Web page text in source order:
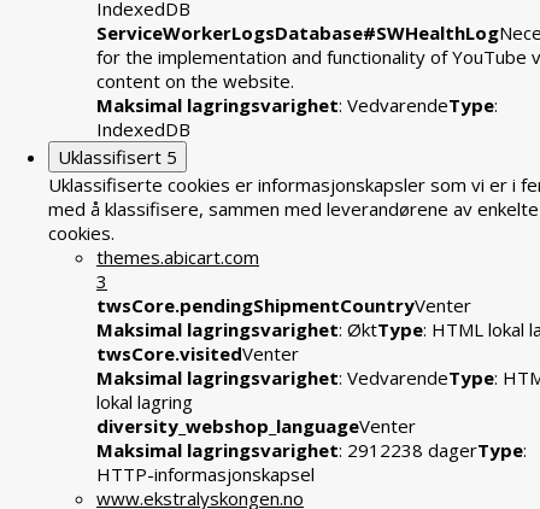
IndexedDB
ServiceWorkerLogsDatabase#SWHealthLog
for the implementation and functionality of YouTube
content on the website.
Maksimal lagringsvarighet: VedvarendeType:
IndexedDB
Uklassifisert 5
Uklassifiserte cookies er informasjonskapsler som vi er i
med å klassifisere, sammen med leverandørene av enkelte
cookies.
themes.abicart.com
3
twsCore.pendingShipmentCountryVenter
Maksimal lagringsvarighet: ØktType: HTML lokal
twsCore.visitedVenter
Maksimal lagringsvarighet: VedvarendeType:
lokal lagring
diversity_webshop_languageVenter
Maksimal lagringsvarighet: 2912238 dagerType:
HTTP-informasjonskapsel
www.ekstralyskongen.no